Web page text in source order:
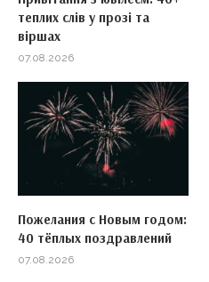
теплих слів у прозі та
віршах
07.08.2026
Пожелания с Новым годом:
40 тёплых поздравлений
07.08.2026